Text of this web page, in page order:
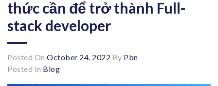
thức cần để trở thành Full-
stack developer
Posted On October 24, 2022 By Pbn
Posted In Blog